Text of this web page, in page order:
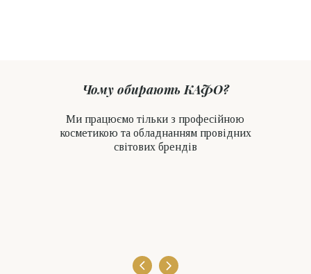
Чому обирають КАФО?
Ми працюємо тільки з професійною
косметикою та обладнанням провідних
світових брендів